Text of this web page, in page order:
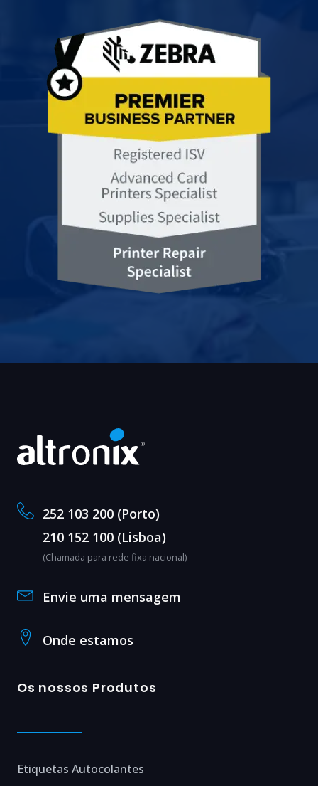
252 103 200 (Porto)
210 152 100 (Lisboa)
(Chamada para rede fixa nacional)
Envie uma mensagem
Onde estamos
Os nossos Produtos
Etiquetas Autocolantes